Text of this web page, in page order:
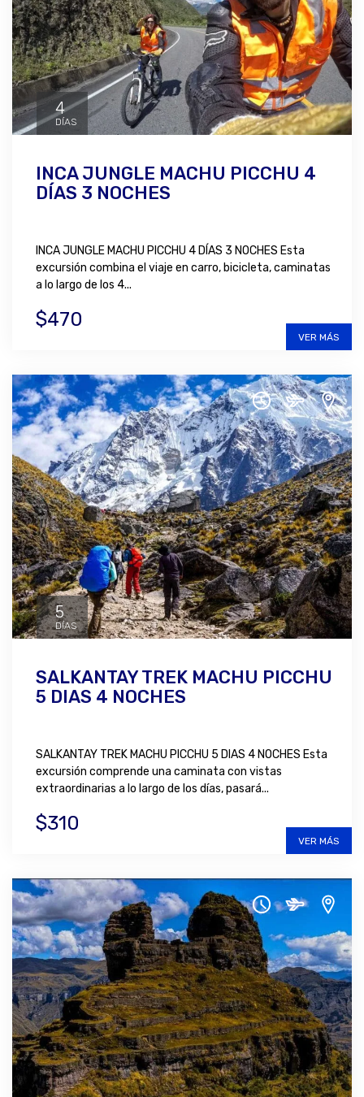
4
DÍAS
INCA JUNGLE MACHU PICCHU 4
DÍAS 3 NOCHES
INCA JUNGLE MACHU PICCHU 4 DÍAS 3 NOCHES Esta
excursión combina el viaje en carro, bicicleta, caminatas
a lo largo de los 4...
$470
VER MÁS
5
DÍAS
SALKANTAY TREK MACHU PICCHU
5 DIAS 4 NOCHES
SALKANTAY TREK MACHU PICCHU 5 DIAS 4 NOCHES Esta
excursión comprende una caminata con vistas
extraordinarias a lo largo de los días, pasará...
$310
VER MÁS